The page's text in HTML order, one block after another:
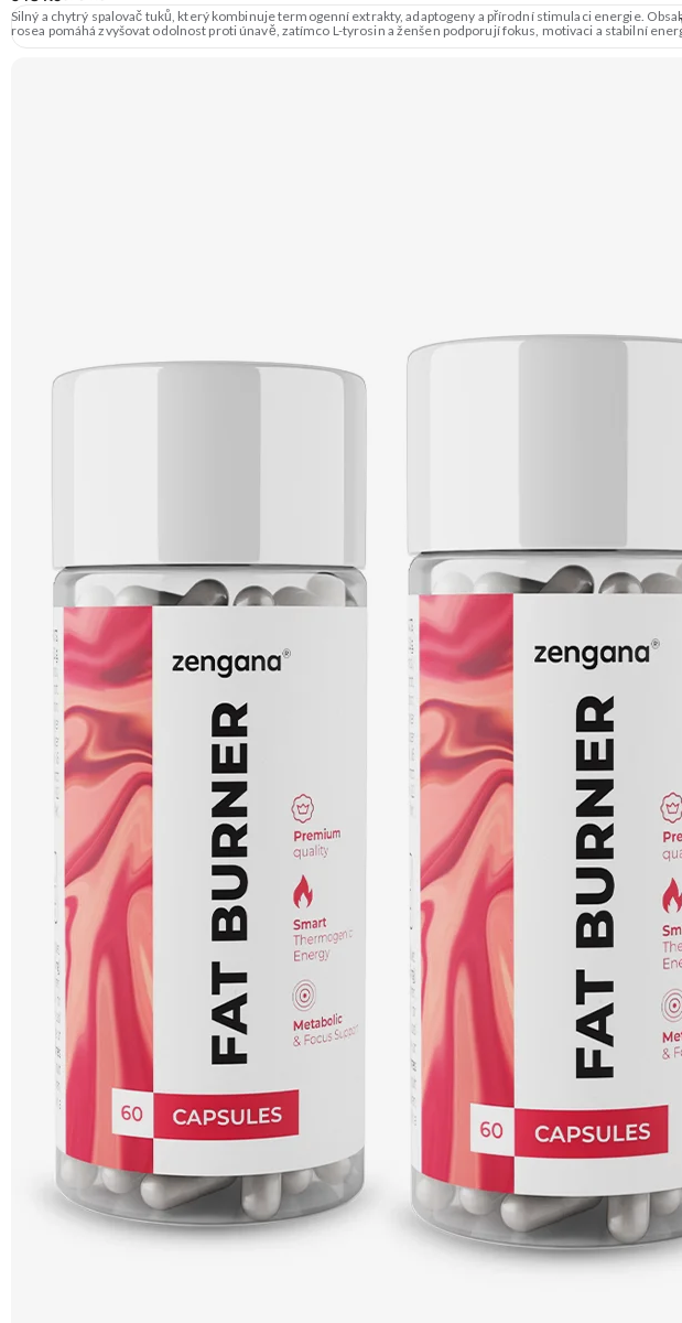
Silný a chytrý spalovač tuků, který kombinuje termogenní extrakty, adaptogeny a přírodní stimulaci energie.
rosea pomáhá zvyšovat odolnost proti únavě, zatímco L-tyrosin a ženšen podporují fokus, motivaci a stabilní